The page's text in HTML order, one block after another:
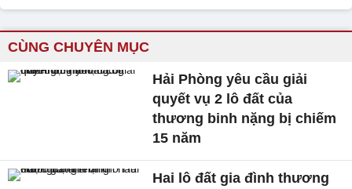
CÙNG CHUYÊN MỤC
Hải Phòng yêu cầu giải
quyết vụ 2 lô đất của
thương binh nặng bị chiếm
15 năm
Hai lô đất gia đình thương